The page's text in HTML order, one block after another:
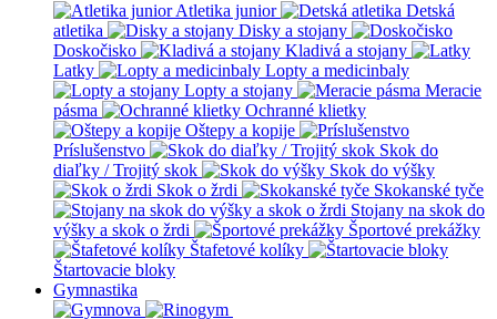
Atletika junior
Detská
atletika
Disky a stojany
Doskočisko
Kladivá a stojany
Latky
Lopty a medicinbaly
Lopty a stojany
Meracie
pásma
Ochranné klietky
Oštepy a kopije
Príslušenstvo
Skok do
diaľky / Trojitý skok
Skok do výšky
Skok o žrdi
Skokanské tyče
Stojany na skok do
výšky a skok o žrdi
Športové prekážky
Štafetové kolíky
Štartovacie bloky
Gymnastika